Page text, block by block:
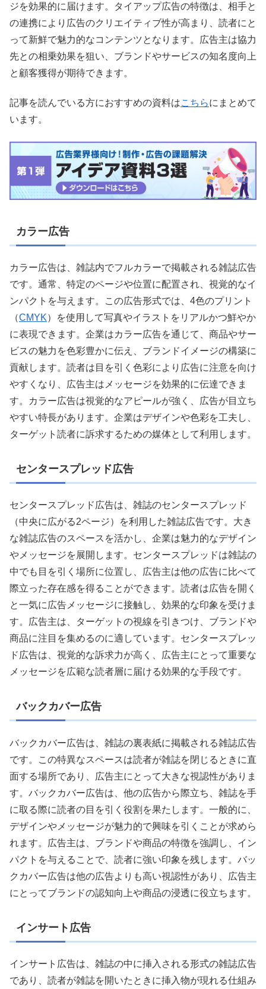
ジを効果的に届けます。タイアップ広告の特徴は、相手と
の連携により広告のクリエイティブ性が高まり、読者にと
って新鮮で魅力的なコンテンツとなります。広告主は協力
先との相乗効果を狙い、ブランドやサービスの知名度向上
と顧客獲得が期待できます。
記事を読んでいる方におすすめの資料はこちらにまとめて
います。
カラー広告
カラー広告は、雑誌内でフルカラーで掲載される雑誌広告
です。通常、特定のページや位置に配置され、視覚的なイ
ンパクトを与えます。この広告形式では、4色のプリント
（CMYK）を使用して写真やイラストをリアルかつ鮮やか
に表現できます。企業はカラー広告を通じて、商品やサー
ビスの魅力を色彩豊かに伝え、ブランドイメージの構築に
貢献します。読者は目を引く色彩により広告に注意を向け
やすくなり、広告主はメッセージを効果的に伝達できま
す。カラー広告は視覚的なアピールが強く、広告が目立ち
やすい特長があります。企業はデザインや色彩を工夫し、
ターゲット読者に訴求するための媒体として利用します。
センタースプレッド広告
センタースプレッド広告は、雑誌のセンタースプレッド
（中央に広がる2ページ）を利用した雑誌広告です。大き
な雑誌広告のスペースを活かし、企業は魅力的なデザイン
やメッセージを展開します。センタースプレッドは雑誌の
中でも目を引く場所に位置し、広告主は他の広告に比べて
際立った存在感を得ることができます。読者は広告を開く
と一気に広告メッセージに接触し、効果的な印象を受けま
す。広告主は、ターゲットの視線を引きつけ、ブランドや
商品に注目を集めるのに適しています。センタースプレッ
ド広告は、視覚的な訴求力が高く、広告主にとって重要な
メッセージを広範な読者層に届ける効果的な手段です。
バックカバー広告
バックカバー広告は、雑誌の裏表紙に掲載される雑誌広告
です。この特異なスペースは読者が雑誌を閉じるときに直
面する場所であり、広告主にとって大きな視認性がありま
す。バックカバー広告は、他の広告から際立ち、雑誌を手
に取る際に読者の目を引く役割を果たします。一般的に、
デザインやメッセージが魅力的で興味を引くことが求めら
れます。広告主は、ブランドや商品の特徴を強調し、イン
パクトを与えることで、読者に強い印象を残します。バッ
クカバー広告は他の広告よりも高い視認性があり、広告主
にとってブランドの認知向上や商品の浸透に役立ちます。
インサート広告
インサート広告は、雑誌の中に挿入される形式の雑誌広告
であり、読者が雑誌を開いたときに挿入物が現れる仕組み